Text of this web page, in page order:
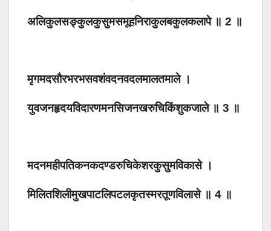
अलिकुलसङ्कुलकुसुमसमूहनिराकुलबकुलकलापे ॥ 2 ॥
मृगमदसौरभरभसवशंवदनवदलमालतमाले ।
युवजनहृदयविदारणमनसिजनखरुचिकिंशुकजाले ॥ 3 ॥
मदनमहीपतिकनकदण्डरुचिकेशरकुसुमविकासे ।
मिलितशिलीमुखपाटलिपटलकृतस्मरतूणविलासे ॥ 4 ॥